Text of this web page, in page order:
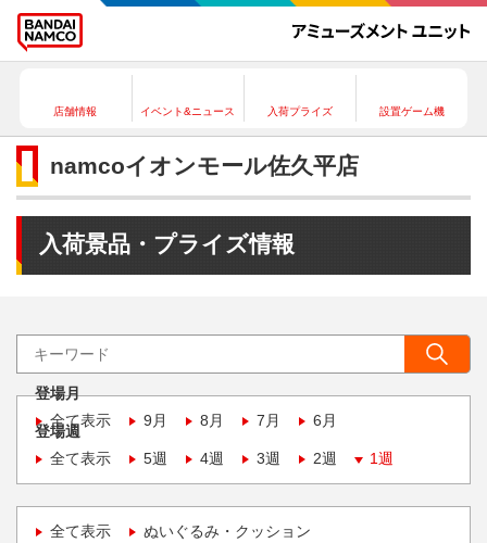
店舗情報 イベント&ニュース 入荷プライズ 設置ゲーム機
namcoイオンモール佐久平店
入荷景品・プライズ情報
登場月
全て表示
9月 8月 7月 6月
登場週
全て表示
5週 4週 3週 2週 1週
全て表示 ぬいぐるみ・クッション